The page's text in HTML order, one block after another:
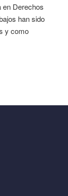
en Derechos
han sido
y como